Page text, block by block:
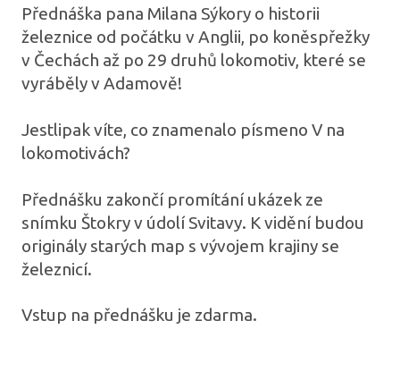
Přednáška pana Milana Sýkory o historii
železnice od počátku v Anglii, po koněspřežky
v Čechách až po 29 druhů lokomotiv, které se
vyráběly v Adamově!
Jestlipak víte, co znamenalo písmeno V na
lokomotivách?
Přednášku zakončí promítání ukázek ze
snímku Štokry v údolí Svitavy. K vidění budou
originály starých map s vývojem krajiny se
železnicí.
Vstup na přednášku je zdarma.